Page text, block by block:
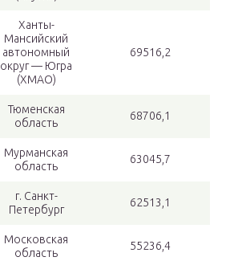
Ханты-
Мансийский
автономный
округ — Югра
(ХМАО)
69516,2
Тюменская
область
68706,1
Мурманская
область
63045,7
г. Санкт-
Петербург
62513,1
Московская
область
55236,4